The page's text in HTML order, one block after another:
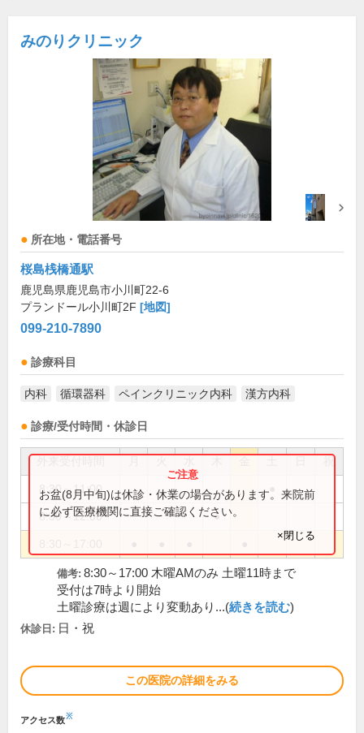
みのりクリニック
所在地・電話番号
桜島桟橋通駅
鹿児島県鹿児島市小川町22-6
プランドール小川町2F [地図]
099-210-7890
診療科目
内科 循環器科 ペインクリニック内科 漢方内科
診療/受付時間・休診日
祝
8:30～11:00
8:30～12:00 ●
お盆(8月中旬)は休診・休業の場合があります。来院前
に必ず医療機関に直接ご確認ください。
×閉じる
備考: 8:30～17:00 木曜AMのみ 土曜11時まで
受付は7時より開始
土曜診療は週により変動あり...(続きを読む)
休診日: 日・祝
この医院の詳細をみる
アクセス数※